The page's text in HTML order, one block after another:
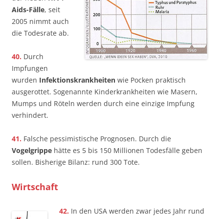
Aids-Fälle, seit
2005 nimmt auch
die Todesrate ab.
40. Durch
Impfungen
wurden Infektionskrankheiten wie Pocken praktisch
ausgerottet. Sogenannte Kinderkrankheiten wie Masern,
Mumps und Röteln werden durch eine einzige Impfung
verhindert.
41. Falsche pessimistische Prognosen. Durch die
Vogelgrippe hätte es 5 bis 150 Millionen Todesfälle geben
sollen. Bisherige Bilanz: rund 300 Tote.
Wirtschaft
42. In den USA werden zwar jedes Jahr rund